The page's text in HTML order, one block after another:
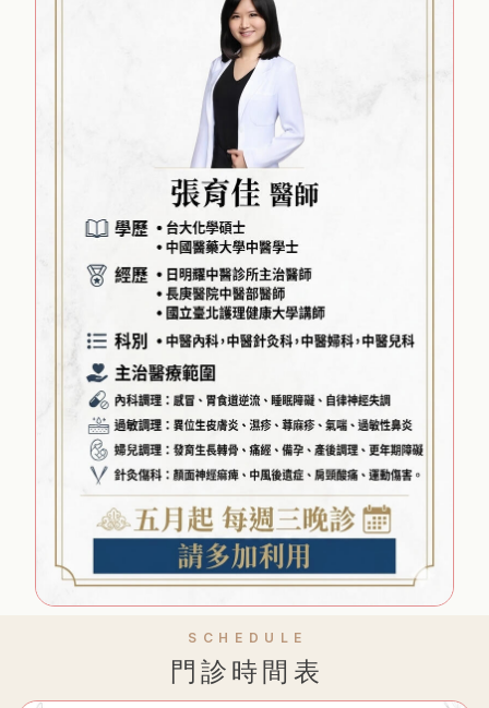
SCHEDULE
門診時間表